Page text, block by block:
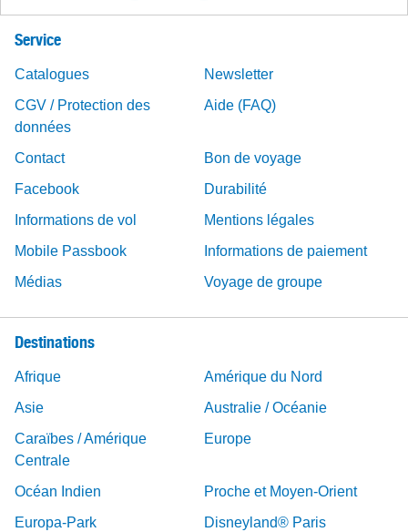
Service
Catalogues
Newsletter
CGV / Protection des
données
Aide (FAQ)
Contact
Bon de voyage
Facebook
Durabilité
Informations de vol
Mentions légales
Mobile Passbook
Informations de paiement
Médias
Voyage de groupe
Destinations
Afrique
Amérique du Nord
Asie
Australie / Océanie
Caraïbes / Amérique
Centrale
Europe
Océan Indien
Proche et Moyen-Orient
Europa-Park
Disneyland® Paris